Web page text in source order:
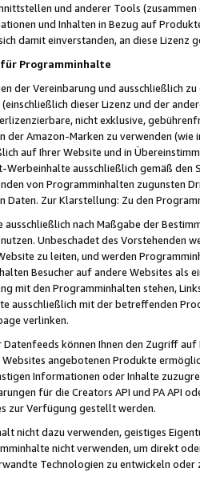
und anderer Tools (zusammen
und Inhalten in Bezug auf
damit einverstanden, an diese Lizenz
Programminhalte
der Vereinbarung und ausschließlich
dieser Lizenz und der
nicht exklusive,
der Amazon-Marken zu verwenden
auf Ihrer Website und in
Werbeinhalte ausschließlich gemäß
von Programminhalten zugunsten
Daten. Zur Klarstellung: Zu den
nach Maßgabe der
Unbeschadet des Vorstehenden
zu leiten, und werden
Besucher auf andere Websites als
mit den Programminhalten stehen,
ausschließlich mit der betreffenden
verlinken.
Datenfeeds können Ihnen den Zugriff
angebotenen Produkte
Informationen oder Inhalte
für die Creators API und PA API
zur Verfügung gestellt werden.
nicht dazu verwenden, geistiges
nicht verwenden, um direkt
Technologien zu entwickeln